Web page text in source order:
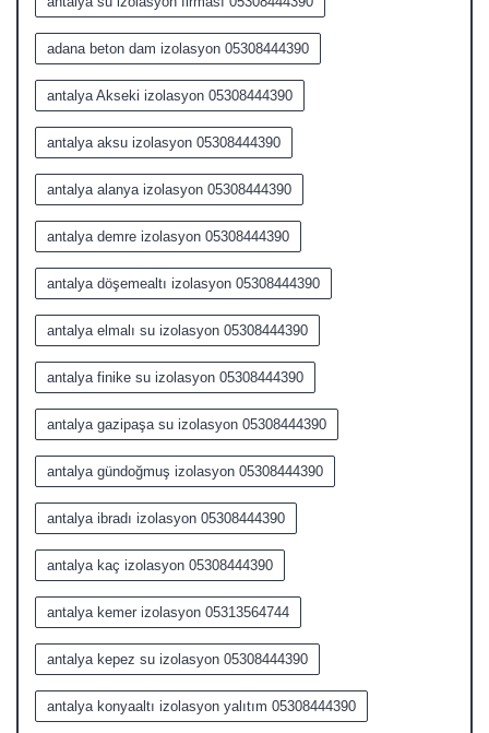
adana beton dam izolasyon 05308444390
antalya Akseki izolasyon 05308444390
antalya aksu izolasyon 05308444390
antalya alanya izolasyon 05308444390
antalya demre izolasyon 05308444390
antalya döşemealtı izolasyon 05308444390
antalya elmalı su izolasyon 05308444390
antalya finike su izolasyon 05308444390
antalya gazipaşa su izolasyon 05308444390
antalya gündoğmuş izolasyon 05308444390
antalya ibradı izolasyon 05308444390
antalya kaç izolasyon 05308444390
antalya kemer izolasyon 05313564744
antalya kepez su izolasyon 05308444390
antalya konyaaltı izolasyon yalıtım 05308444390